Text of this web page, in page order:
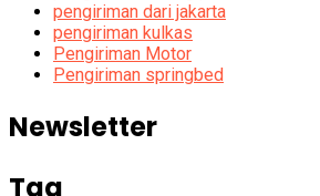
pengiriman dari jakarta
pengiriman kulkas
Pengiriman Motor
Pengiriman springbed
Newsletter
Tag